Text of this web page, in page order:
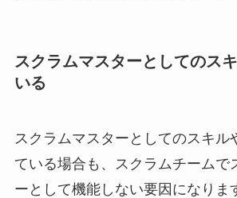
スクラムマスターとしてのス
いる
スクラムマスターとしてのスキル
ている場合も、スクラムチームで
ーとして機能しない要因になりま